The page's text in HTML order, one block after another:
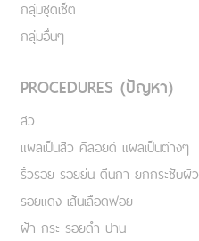
กลุ่มชุดเซ็ต
กลุ่มอื่นๆ
PROCEDURES (ปัญหา)
สิว
แผลเป็นสิว คีลอยด์ แผลเป็นต่างๆ
ริ้วรอย รอยย่น ตีนกา ยกกระชับผิว
รอยแดง เส้นเลือดฟอย
ฝ้า กระ รอยดำ ปาน